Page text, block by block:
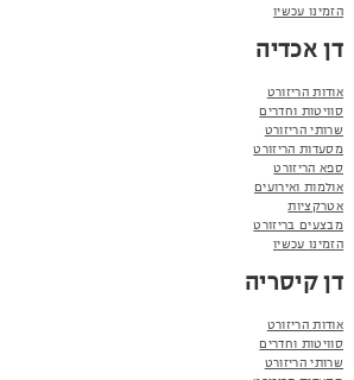
הזמינו עכשיו
דן אכדיה
אודות הריזורט
סוויטות וחדרים
שרותי הריזורט
מסעדות הריזורט
ספא הריזורט
אולמות ואירועים
אטרקציות
מבצעים בריזורט
הזמינו עכשיו
דן קיסריה
אודות הריזורט
סוויטות וחדרים
שרותי הריזורט